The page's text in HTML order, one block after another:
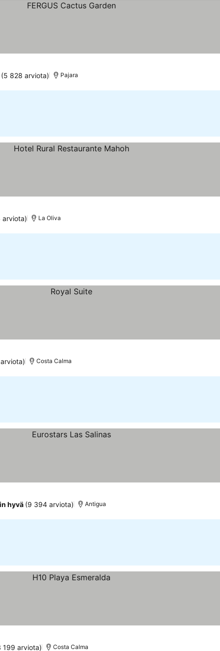
(5 828 arviota) Pajara
arviota) La Oliva
Costa Calma
hyvä (9 394 arviota) Antigua
199 arviota) Costa Calma